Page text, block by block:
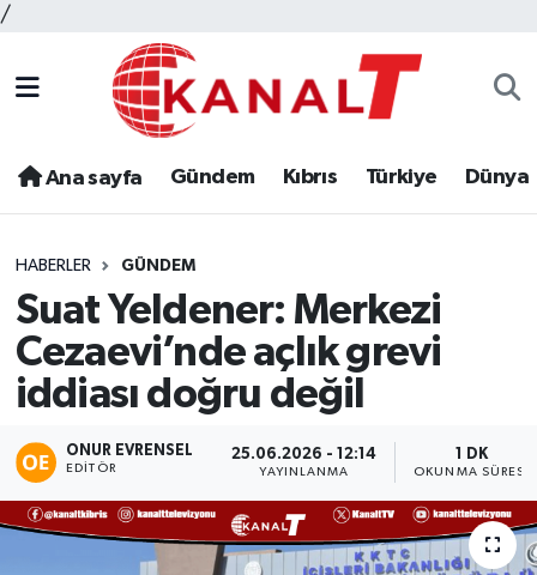
/
Ana sayfa Gündem Kıbrıs Türkiye Dünya
HABERLER GÜNDEM
Suat Yeldener: Merkezi
Cezaevi’nde açlık grevi
iddiası doğru değil
ONUR EVRENSEL
EDITÖR
25.06.2026 - 12:14
YAYINLANMA
1 DK
OKUNMA SÜRESI